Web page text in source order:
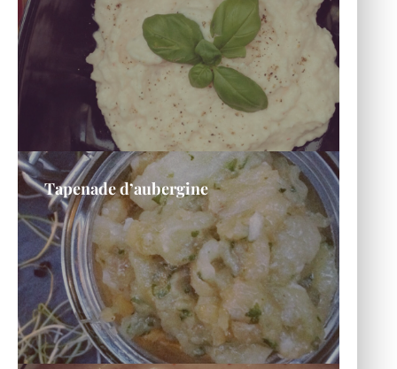
Tapenade d’aubergine